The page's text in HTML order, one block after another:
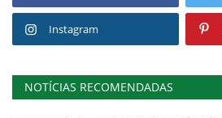
Instagram
NOTÍCIAS RECOMENDADAS